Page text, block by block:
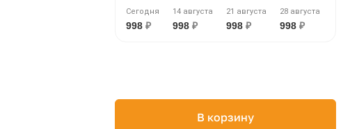
Сегодня
998 ₽
14 августа
998 ₽
21 августа
998 ₽
28 августа
998 ₽
В корзину